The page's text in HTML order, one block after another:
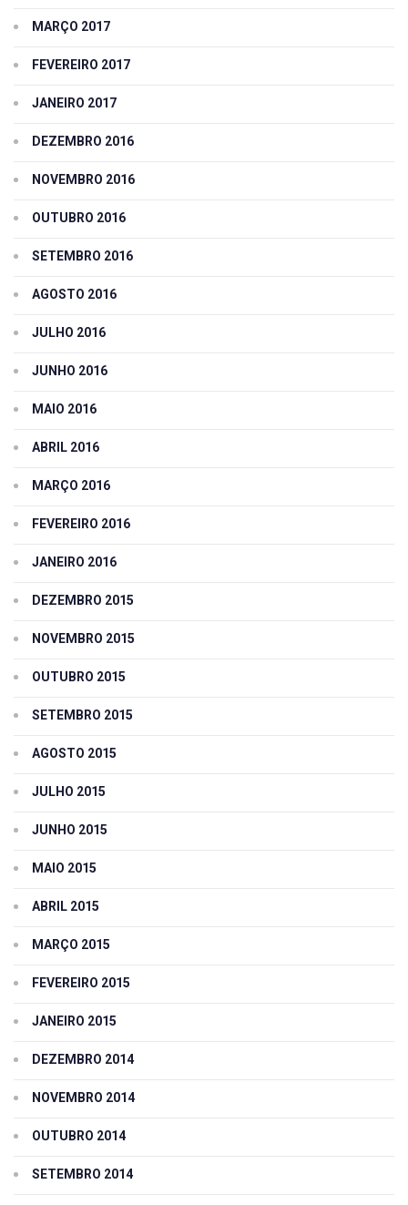
MARÇO 2017
FEVEREIRO 2017
JANEIRO 2017
DEZEMBRO 2016
NOVEMBRO 2016
OUTUBRO 2016
SETEMBRO 2016
AGOSTO 2016
JULHO 2016
JUNHO 2016
MAIO 2016
ABRIL 2016
MARÇO 2016
FEVEREIRO 2016
JANEIRO 2016
DEZEMBRO 2015
NOVEMBRO 2015
OUTUBRO 2015
SETEMBRO 2015
AGOSTO 2015
JULHO 2015
JUNHO 2015
MAIO 2015
ABRIL 2015
MARÇO 2015
FEVEREIRO 2015
JANEIRO 2015
DEZEMBRO 2014
NOVEMBRO 2014
OUTUBRO 2014
SETEMBRO 2014